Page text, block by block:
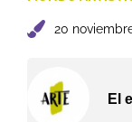
20
El